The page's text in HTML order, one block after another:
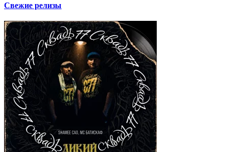
Свежие релизы